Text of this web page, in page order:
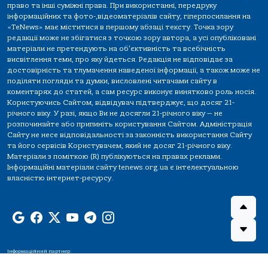
право та інші суміжні права. При використанні, передруку
інформаційних та фото-,відеоматеріалів сайту, гіперпосилання на
«TeNews» має міститися в першому абзаці тексту. Точка зору
редакції може не збігатися з точкою зору автора, а усі опубліковані
матеріали не претендують на об'єктивність та всебічність
висвітлення теми, про яку йдеться. Редакція не відповідає за
достовірність та тлумачення наведеної інформації, а також може не
поділяти погляди та думки, висловлені читачами сайту в
коментарях до статей, а сам ресурс виконує винятково роль носія.
Користуючись Сайтом, відвідувач підтверджує, що досяг 21-
річного віку. У разі, якщо Ви не досягли 21-річного віку — не
розпочинайте або припиніть користування Сайтом. Адміністрація
Сайту не несе відповідальності за законність використання Сайту
та його сервісів Користувачем, який не досяг 21-річного віку.
Матеріали з поміткою (R) публікуються на правах реклами.
Інформаційні матеріали сайту tenews.org.ua є інтелектуальною
власністю інтернет-ресурсу.
Інформаційний партнер: